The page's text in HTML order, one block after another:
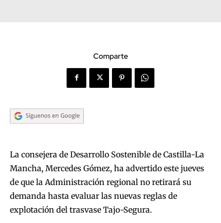
Comparte
La consejera de Desarrollo Sostenible de Castilla-La
Mancha, Mercedes Gómez, ha advertido este jueves
de que la Administración regional no retirará su
demanda hasta evaluar las nuevas reglas de
explotación del trasvase Tajo-Segura.